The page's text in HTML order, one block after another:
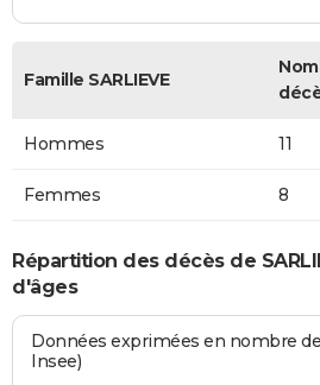
Famille SARLIEVE
Hommes 11
Femmes 8
Répartition des décès de
d'âges
Données exprimées en nombre
Insee)